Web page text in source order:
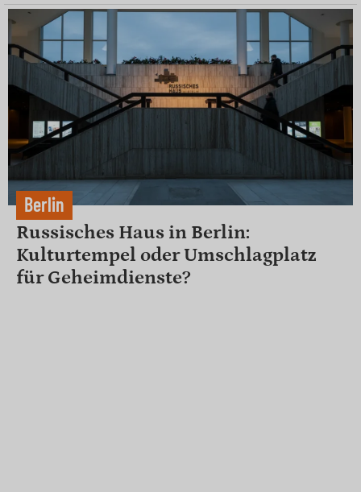
Berlin
Russisches Haus in Berlin:
Kulturtempel oder Umschlagplatz
für Geheimdienste?